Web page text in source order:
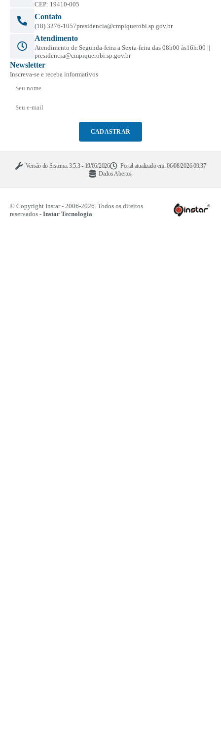
CEP: 19410-005
Contato
(18) 3276-1057presidencia@cmpiquerobi.sp.gov.br
Atendimento
Atendimento de Segunda-feira a Sexta-feira das 08h00 às16h:00 ||
presidencia@cmpiquerobi.sp.gov.br
Newsletter
Inscreva-se e receba informativos
CADASTRAR
Versão do Sistema:3.5.3 - 19/06/2026 Portal atualizado em:06/08/2026 09:37
Dados Abertos
© Copyright Instar - 2006-2026. Todos os direitos
reservados - Instar Tecnologia